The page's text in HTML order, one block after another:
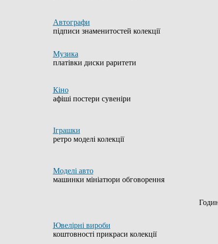
Автографи
підписи знаменитостей колекції
Музика
платівки диски раритети
Кіно
афіші постери сувеніри
Іграшки
ретро моделі колекції
Моделі авто
машинки мініатюри обговорення
Ювелірні вироби
коштовності прикраси колекції